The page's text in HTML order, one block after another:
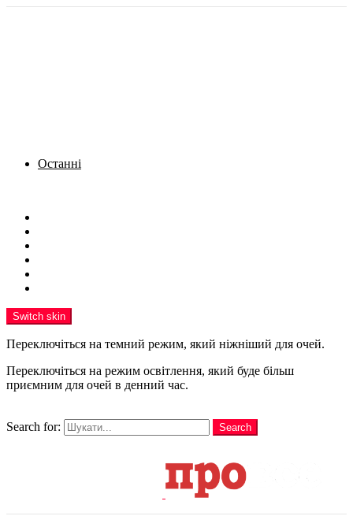
Останні
Switch skin
Переключіться на темний режим, який ніжніший для очей.
Переключіться на режим освітлення, який буде більш
приємним для очей в денний час.
Search for:
Search